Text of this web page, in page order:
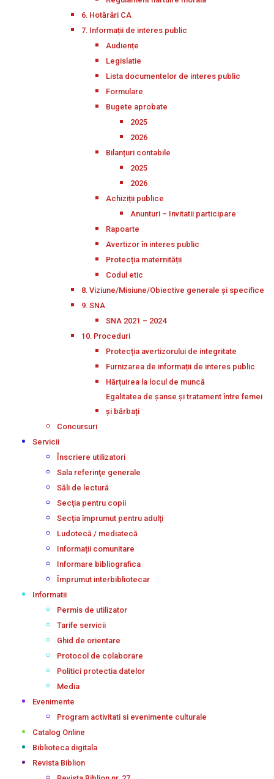
6. Hotărâri CA
7. Informații de interes public
Audiențe
Legislatie
Lista documentelor de interes public
Formulare
Bugete aprobate
2025
2026
Bilanțuri contabile
2025
2026
Achiziții publice
Anunturi – Invitatii participare
Rapoarte
Avertizor în interes public
Protecția maternității
Codul etic
8. Viziune/Misiune/Obiective generale și specifice
9. SNA
SNA 2021 – 2024
10. Proceduri
Protecția avertizorului de integritate
Furnizarea de informații de interes public
Hărțuirea la locul de muncă
Egalitatea de șanse și tratament între femei
și bărbați
Concursuri
Servicii
Înscriere utilizatori
Sala referinţe generale
Săli de lectură
Secţia pentru copii
Secţia împrumut pentru adulţi
Ludotecă / mediatecă
Informații comunitare
Informare bibliografica
Împrumut interbibliotecar
Informatii
Permis de utilizator
Tarife servicii
Ghid de orientare
Protocol de colaborare
Politici protectia datelor
Media
Evenimente
Program activitati si evenimente culturale
Catalog Online
Biblioteca digitala
Revista Biblion